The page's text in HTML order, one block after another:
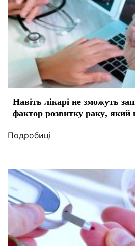
Навіть лікарі не зможуть
фактор розвитку раку, який
Подробиці